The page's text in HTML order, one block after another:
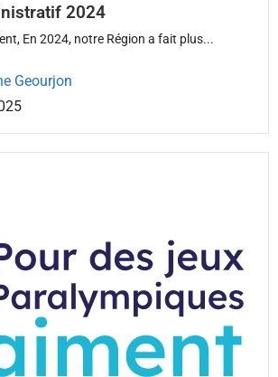
2024
En 2024, notre Région a fait plus...
Geourjon